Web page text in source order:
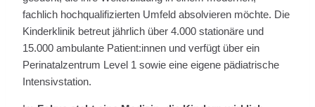
fachlich hochqualifizierten Umfeld absolvieren möchte. Die
Kinderklinik betreut jährlich über 4.000 stationäre und
15.000 ambulante Patient:innen und verfügt über ein
Perinatalzentrum Level 1 sowie eine eigene pädiatrische
Intensivstation.